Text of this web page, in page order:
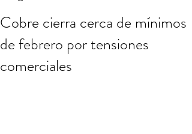
Cobre cierra cerca de mínimos
de febrero por tensiones
comerciales